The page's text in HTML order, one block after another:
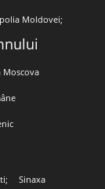
Moldovei;
Moscova
Sinaxa